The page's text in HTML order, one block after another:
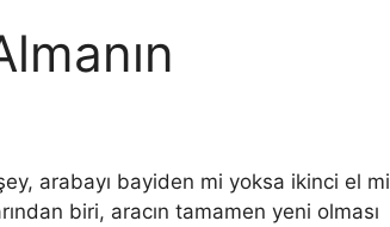
arabayı bayiden mi yoksa ikinci el mi
biri, aracın tamamen yeni olması